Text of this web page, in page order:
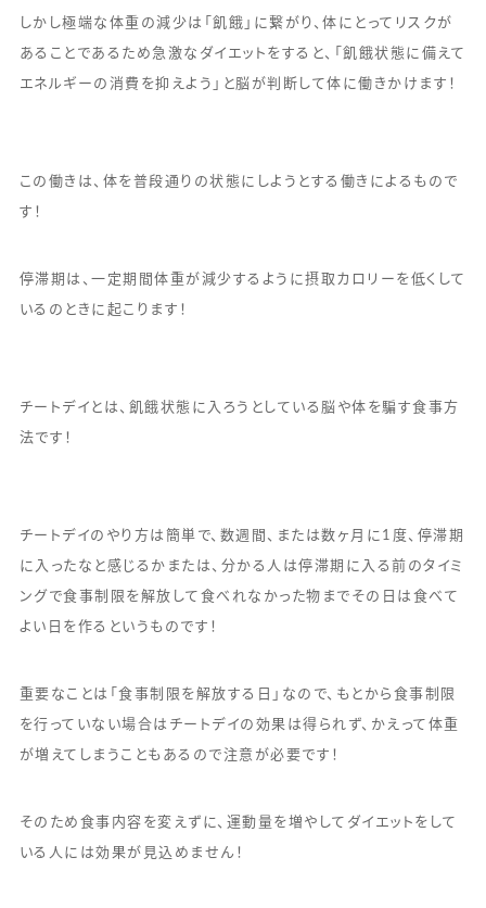
しかし極端な体重の減少は「飢餓」に繋がり、体にとってリスクが
あることであるため急激なダイエットをすると、「飢餓状態に備えて
エネルギーの消費を抑えよう」と脳が判断して体に働きかけます！
この働きは、体を普段通りの状態にしようとする働きによるもので
す！
停滞期は、一定期間体重が減少するように摂取カロリーを低くして
いるのときに起こります！
チートデイとは、飢餓状態に入ろうとしている脳や体を騙す食事方
法です！
チートデイのやり方は簡単で、数週間、または数ヶ月に1度、停滞期
に入ったなと感じるかまたは、分かる人は停滞期に入る前のタイミ
ングで食事制限を解放して食べれなかった物までその日は食べて
よい日を作るというものです！
重要なことは「食事制限を解放する日」なので、もとから食事制限
を行っていない場合はチートデイの効果は得られず、かえって体重
が増えてしまうこともあるので注意が必要です！
そのため食事内容を変えずに、運動量を増やしてダイエットをして
いる人には効果が見込めません！